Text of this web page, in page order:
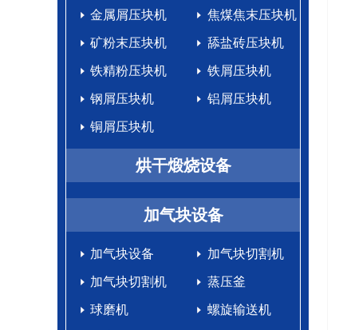
金属屑压块机 焦煤焦末压块机
矿粉末压块机 舔盐砖压块机
铁精粉压块机 铁屑压块机
钢屑压块机 铝屑压块机
铜屑压块机
烘干煅烧设备
加气块设备
加气块设备 加气块切割机
加气块切割机 蒸压釜
球磨机 螺旋输送机